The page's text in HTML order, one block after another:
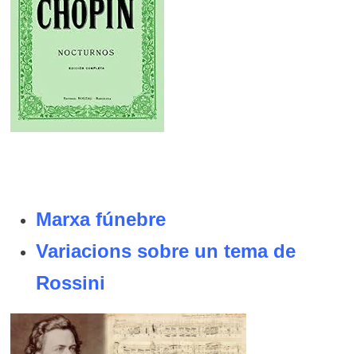
Marxa fúnebre
Variacions sobre un tema de
Rossini